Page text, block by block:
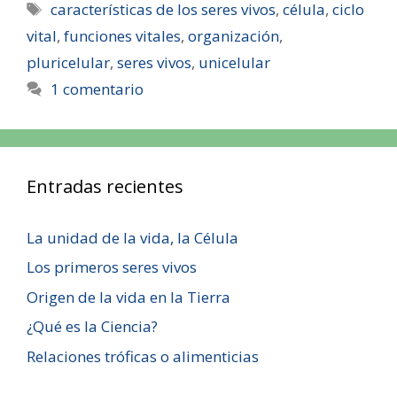
características de los seres vivos,célula,ciclo
vital, funciones vitales, organización,
pluricelular, seres vivos, unicelular
1 comentario
Entradas recientes
La unidad de la vida, la Célula
Los primeros seres vivos
Origen de la vida en la Tierra
¿Qué es la Ciencia?
Relaciones tróficas o alimenticias